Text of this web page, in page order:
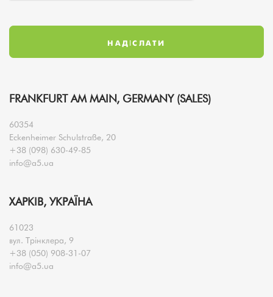
FRANKFURT AM MAIN, GERMANY (SALES)
60354
Eckenheimer Schulstraße, 20
+38 (098) 630-49-85
info@a5.ua
ХАРКІВ, УКРАЇНА
61023
вул. Трінклера, 9
+38 (050) 908-31-07
info@a5.ua